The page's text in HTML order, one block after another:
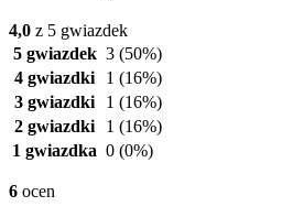
4,0 z 5 gwiazdek
5 gwiazdek 3 (50%)
4 gwiazdki
1 (16%)
3 gwiazdki
1 (16%)
2 gwiazdki
1 (16%)
1 gwiazdka 0 (0%)
6 ocen